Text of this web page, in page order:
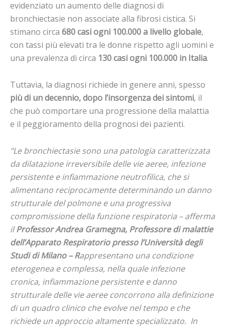
evidenziato un aumento delle diagnosi di
bronchiectasie non associate alla fibrosi cistica. Si
stimano circa 680 casi ogni 100.000 a livello globale,
con tassi più elevati tra le donne rispetto agli uomini e
una prevalenza di circa 130 casi ogni 100.000 in Italia.
Tuttavia, la diagnosi richiede in genere anni, spesso
più di un decennio, dopo l’insorgenza dei sintomi, il
che può comportare una progressione della malattia
e il peggioramento della prognosi dei pazienti.
“Le bronchiectasie sono una patologia caratterizzata
da dilatazione irreversibile delle vie aeree, infezione
persistente e infiammazione neutrofilica, che si
alimentano reciprocamente determinando un danno
strutturale del polmone e una progressiva
compromissione della funzione respiratoria – afferma
ilProfessor Andrea Gramegna, Professore di malattie
dell’Apparato Respiratorio presso l’Università degli
Studi di Milano – Rappresentano una condizione
eterogenea e complessa, nella quale infezione
cronica, infiammazione persistente e danno
strutturale delle vie aeree concorrono alla definizione
di un quadro clinico che evolve nel tempo e che
richiede un approccio altamente specializzato. In